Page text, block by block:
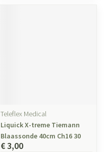
Teleflex Medical
Liquick X-treme Tiemann
Blaassonde 40cm Ch16 30
€ 3,00